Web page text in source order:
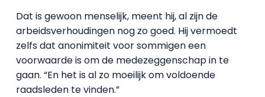
Dat is gewoon menselijk, meent hij, al zijn de
arbeidsverhoudingen nog zo goed. Hij vermoedt
zelfs dat anonimiteit voor sommigen een
voorwaarde is om de medezeggenschap in te
gaan. “En het is al zo moeilijk om voldoende
raadsleden te vinden.”